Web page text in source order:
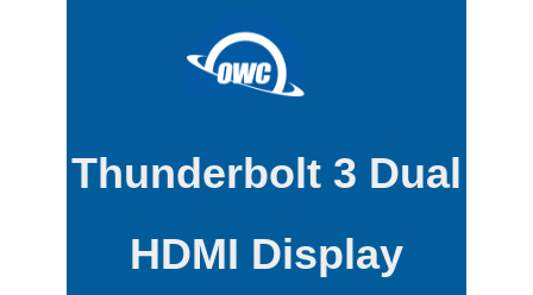
Thunderbolt 3 Dual
HDMI Display